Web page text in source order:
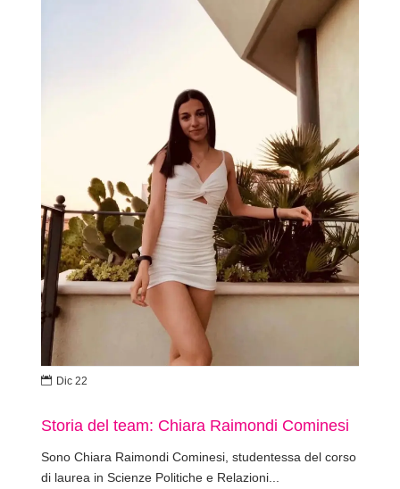
Storia del team: Chiara Raimondi Cominesi
Sono Chiara Raimondi Cominesi, studentessa del corso
di laurea in Scienze Politiche e Relazioni...
 Dic 22